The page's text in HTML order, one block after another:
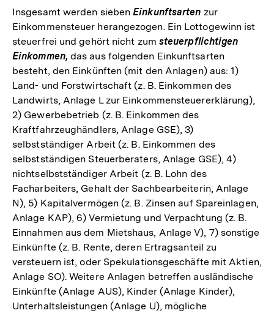
Insgesamt werden siebenEinkunftsarten zur
Einkommensteuer herangezogen. Ein Lottogewinn ist
steuerfrei und gehört nicht zum steuerpflichtigen
Einkommen, das aus folgenden Einkunftsarten
besteht, den Einkünften (mit den Anlagen) aus: 1)
Land- und Forstwirtschaft (z. B. Einkommen des
Landwirts, Anlage L zur Einkommensteuererklärung),
2) Gewerbebetrieb (z. B. Einkommen des
Kraftfahrzeughändlers, Anlage GSE), 3)
selbstständiger Arbeit (z. B. Einkommen des
selbstständigen Steuerberaters, Anlage GSE), 4)
nichtselbstständiger Arbeit (z. B. Lohn des
Facharbeiters, Gehalt der Sachbearbeiterin, Anlage
N), 5) Kapitalvermögen (z. B. Zinsen auf Spareinlagen,
Anlage KAP), 6) Vermietung und Verpachtung (z. B.
Einnahmen aus dem Mietshaus, Anlage V), 7) sonstige
Einkünfte (z. B. Rente, deren Ertragsanteil zu
versteuern ist, oder Spekulationsgeschäfte mit Aktien,
Anlage SO). Weitere Anlagen betreffen ausländische
Einkünfte (Anlage AUS), Kinder (Anlage Kinder),
Unterhaltsleistungen (Anlage U), mögliche